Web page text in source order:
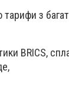
з
BRICS,